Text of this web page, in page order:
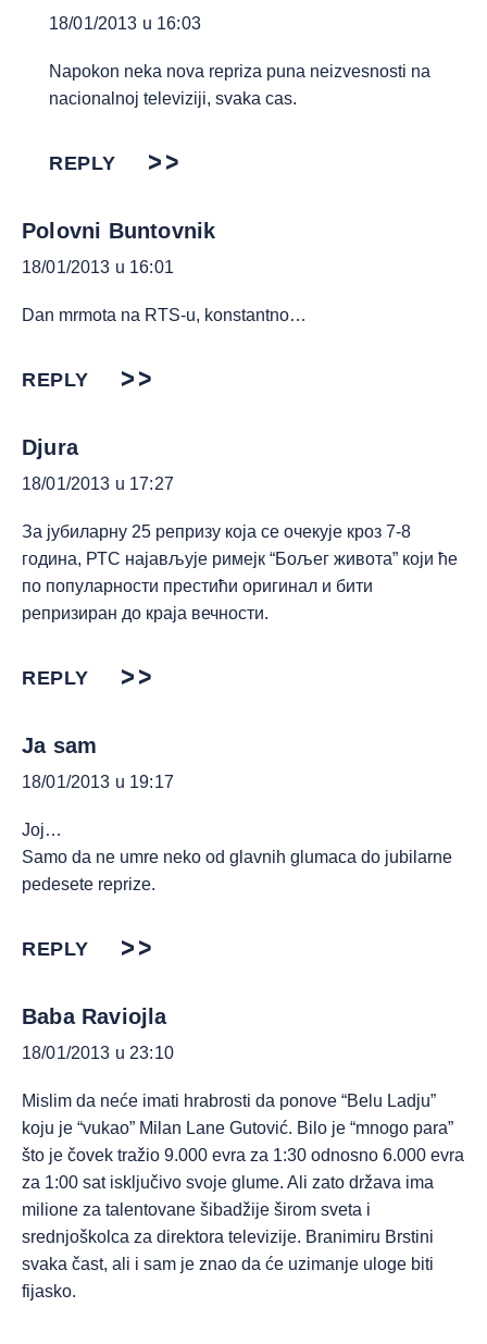
18/01/2013 u 16:03
Napokon neka nova repriza puna neizvesnosti na
nacionalnoj televiziji, svaka cas.
REPLY
Polovni Buntovnik
18/01/2013 u 16:01
Dan mrmota na RTS-u, konstantno…
REPLY
Djura
18/01/2013 u 17:27
За јубиларну 25 репризу која се очекује кроз 7-8
година, РТС најављује римејк “Бољег живота” који ће
по популарности престићи оригинал и бити
репризиран до краја вечности.
REPLY
Ja sam
18/01/2013 u 19:17
Joj…
Samo da ne umre neko od glavnih glumaca do jubilarne
pedesete reprize.
REPLY
Baba Raviojla
18/01/2013 u 23:10
Mislim da neće imati hrabrosti da ponove “Belu Ladju”
koju je “vukao” Milan Lane Gutović. Bilo je “mnogo para”
što je čovek tražio 9.000 evra za 1:30 odnosno 6.000 evra
za 1:00 sat isključivo svoje glume. Ali zato država ima
milione za talentovane šibadžije širom sveta i
srednjoškolca za direktora televizije. Branimiru Brstini
svaka čast, ali i sam je znao da će uzimanje uloge biti
fijasko.